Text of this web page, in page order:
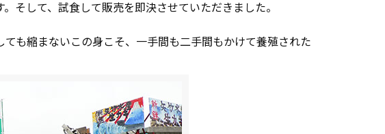
そして、試食して販売を即決させていただきました。
も縮まないこの身こそ、一手間も二手間もかけて養殖された